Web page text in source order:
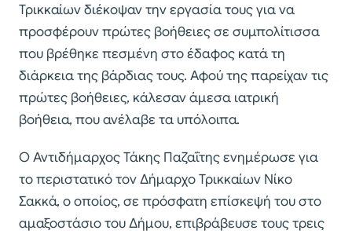
Τρικκαίων διέκοψαν την εργασία τους για να
προσφέρουν πρώτες βοήθειες σε συμπολίτισσα
που βρέθηκε πεσμένη στο έδαφος κατά τη
διάρκεια της βάρδιας τους. Αφού της παρείχαν τις
πρώτες βοήθειες, κάλεσαν άμεσα ιατρική
βοήθεια, που ανέλαβε τα υπόλοιπα.
Ο Αντιδήμαρχος Τάκης Παζαΐτης ενημέρωσε για
το περιστατικό τον Δήμαρχο Τρικκαίων Νίκο
Σακκά, ο οποίος, σε πρόσφατη επίσκεψή του στο
αμαξοστάσιο του Δήμου, επιβράβευσε τους τρεις